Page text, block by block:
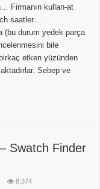
Firmanın kullan-at
saatler…
(bu durum yedek parça
bile
etken yüzünden
Sebep ve
Swatch Finder
8,374